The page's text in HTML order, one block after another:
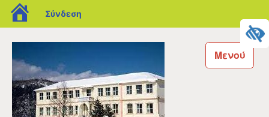
περιεχόμενο
Μενού
blogs.sch.gr
Σύνδεση